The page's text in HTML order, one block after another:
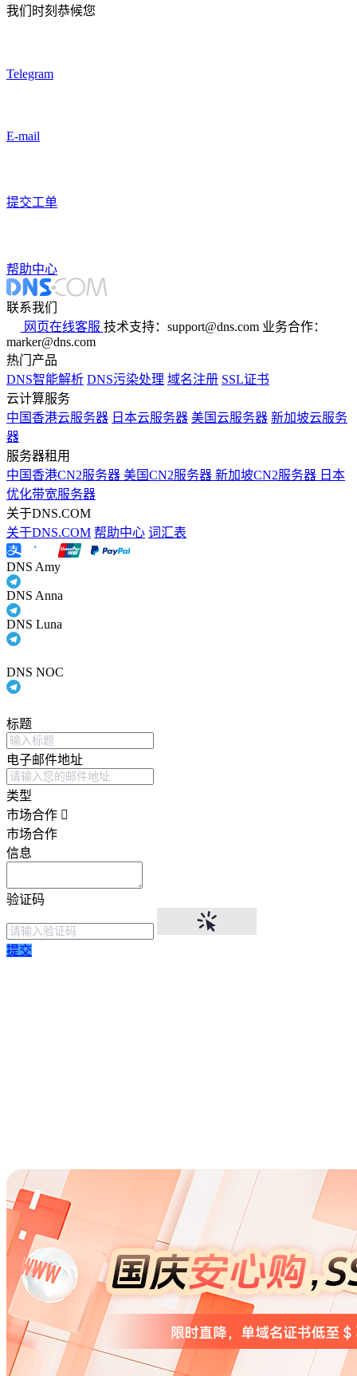
我们时刻恭候您
Telegram
E-mail
提交工单
帮助中心
联系我们
网页在线客服 技术支持：support@dns.com 业务合作：
marker@dns.com
热门产品
DNS智能解析 DNS污染处理 域名注册 SSL证书
云计算服务
中国香港云服务器 日本云服务器 美国云服务器 新加坡云服务
器
服务器租用
中国香港CN2服务器 美国CN2服务器 新加坡CN2服务器 日本
优化带宽服务器
关于DNS.COM
关于DNS.COM 帮助中心 词汇表
DNS Amy
DNS Anna
DNS Luna
DNS NOC
标题
电子邮件地址
类型
市场合作
市场合作
信息
验证码
提交